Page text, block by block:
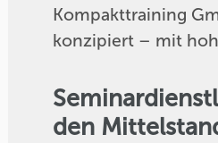
Kompakttraining
konzipiert – mit
den